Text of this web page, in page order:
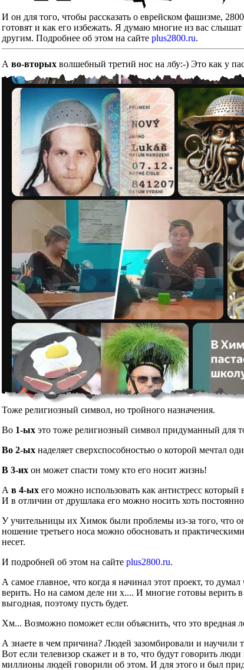
И он для того, чтобы рассказать о еврейском фашизме,
готовят и как его избежать. Я думаю многие из вас
другим. Подробнее об этом на сайте plus2800.ru.
А во-вторых волшебный третий нос на лбу:-) Это как у
Тоже религиозный символ, но тройного назначения.
Во 1-ых это тоже религиозный символ придуманный для
Во 2-ых наделяет сверхспособностью о которой мечтал
В 3-их он может спасти тому кто его носит жизнь!
А в 4-ых его можно использовать как антистресс который
И в отличии от друшлака его можно носить хоть
У учительницы их Химок были проблемы из-за того, что
ношение третьего носа можно обосновать и
несет.
И подробней об этом на сайте plus2800.ru.
А самое главное, что когда я начинал этот проект, то
верить. Но на самом деле ни х.... И многие готовы верить
выгодная, поэтому пусть будет.
Хм... Возможно поможет если объяснить, что это вредная
А знаете в чем причина? Людей зазомбировали и
Вот если телевизор скажет и в то, что будут говорить
миллионы людей говорили об этом. И для этого и был